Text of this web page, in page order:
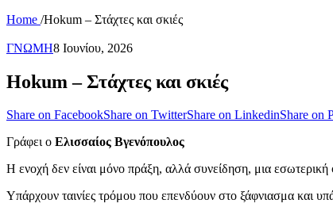
Home /Hokum – Στάχτες και σκιές
ΓΝΩΜΗ8 Ιουνίου, 2026
Hokum – Στάχτες και σκιές
Share on FacebookShare on TwitterShare on LinkedinShare on
Γράφει ο Ελισσαίος Βγενόπουλος
Η ενοχή δεν είναι μόνο πράξη, αλλά συνείδηση, μια
Υπάρχουν ταινίες τρόμου που επενδύουν στο ξάφνιασμα και